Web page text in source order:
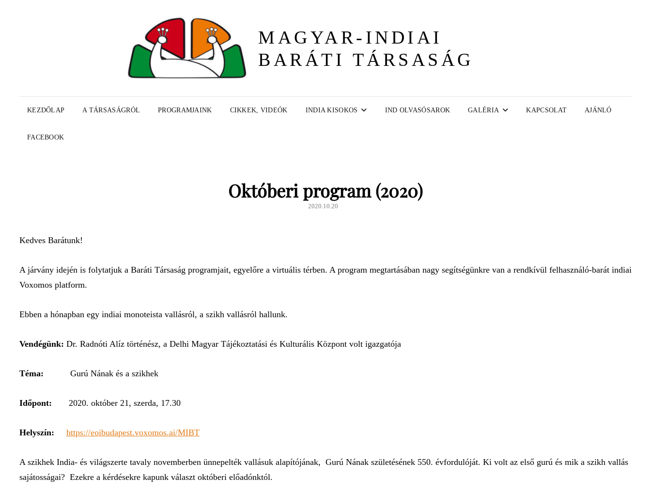
MAGYAR-INDIAI
BARÁTI TÁRSASÁG
KEZDŐLAP A TÁRSASÁGRÓL PROGRAMJAINK CIKKEK, VIDEÓK INDIA KISOKOS IND OLVASÓSAROK GALÉRIA KAPCSOLAT AJÁNLÓ
FACEBOOK
Októberi program (2020)
2020.10.20
Kedves Barátunk!
A járvány idején is folytatjuk a Baráti Társaság programjait, egyelőre a virtuális térben. A program megtartásában nagy segítségünkre van a rendkívül felhasználó-barát indiai
Voxomos platform.
Ebben a hónapban egy indiai monoteista vallásról, a szikh vallásról hallunk.
Vendégünk: Dr. Radnóti Alíz történész, a Delhi Magyar Tájékoztatási és Kulturális Központ volt igazgatója
Téma: Gurú Nának és a szikhek
Időpont: 2020. október 21, szerda, 17.30
Helyszín: https://eoibudapest.voxomos.ai/MIBT
A szikhek India- és világszerte tavaly novemberben ünnepelték vallásuk alapítójának, Gurú Nának születésének 550. évfordulóját. Ki volt az első gurú és mik a szikh vallás
sajátosságai? Ezekre a kérdésekre kapunk választ októberi előadónktól.